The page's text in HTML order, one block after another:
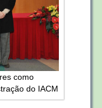
como
do IACM